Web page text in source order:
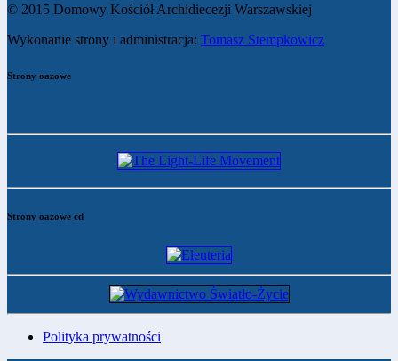
© 2015 Domowy Kościół Archidiecezji Warszawskiej
Wykonanie strony i administracja: Tomasz Stempkowicz
Strony oazowe
Strony oazowe cd
Polityka prywatności